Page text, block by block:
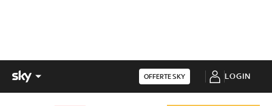
OFFERTE SKY LOGIN